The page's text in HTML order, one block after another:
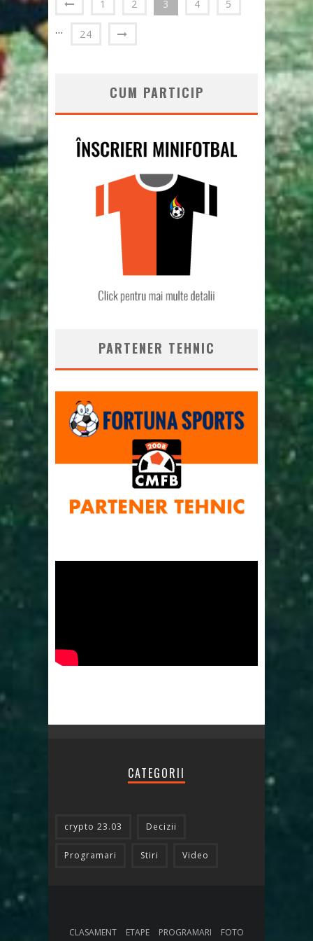
1 2 3 4
5
…
24
CUM PARTICIP
PARTENER TEHNIC
CATEGORII
crypto 23.03 Decizii
Programari Stiri Video
CLASAMENT ETAPE PROGRAMARI
FOTO